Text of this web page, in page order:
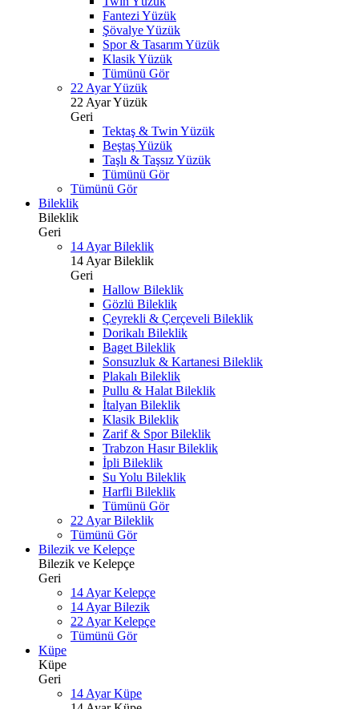
Fantezi Yüzük
Şövalye Yüzük
Spor & Tasarım Yüzük
Klasik Yüzük
Tümünü Gör
22 Ayar Yüzük
22 Ayar Yüzük
Geri
Tektaş & Twin Yüzük
Beştaş Yüzük
Taşlı & Taşsız Yüzük
Tümünü Gör
Tümünü Gör
Bileklik
Bileklik
Geri
14 Ayar Bileklik
14 Ayar Bileklik
Geri
Hallow Bileklik
Gözlü Bileklik
Çeyrekli & Çerçeveli Bileklik
Dorikalı Bileklik
Baget Bileklik
Sonsuzluk & Kartanesi Bileklik
Plakalı Bileklik
Pullu & Halat Bileklik
İtalyan Bileklik
Klasik Bileklik
Zarif & Spor Bileklik
Trabzon Hasır Bileklik
İpli Bileklik
Su Yolu Bileklik
Harfli Bileklik
Tümünü Gör
22 Ayar Bileklik
Tümünü Gör
Bilezik ve Kelepçe
Bilezik ve Kelepçe
Geri
14 Ayar Kelepçe
14 Ayar Bilezik
22 Ayar Kelepçe
Tümünü Gör
Küpe
Küpe
Geri
14 Ayar Küpe